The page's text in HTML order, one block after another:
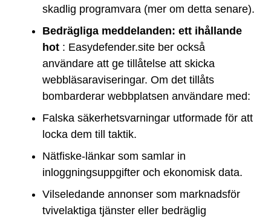
skadlig programvara (mer om detta senare).
Bedrägliga meddelanden: ett ihållande
hot : Easydefender.site ber också
användare att ge tillåtelse att skicka
webbläsaraviseringar. Om det tillåts
bombarderar webbplatsen användare med:
Falska säkerhetsvarningar utformade för att
locka dem till taktik.
Nätfiske-länkar som samlar in
inloggningsuppgifter och ekonomisk data.
Vilseledande annonser som marknadsför
tvivelaktiga tjänster eller bedräglig